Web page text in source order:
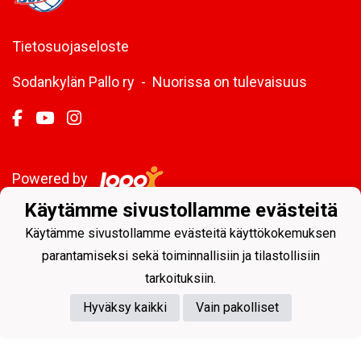
Tietosuojaseloste
Sodankylän Pallo ry - Nuorissa on tulevaisuus
Powered by
Käytämme sivustollamme evästeitä
Käytämme sivustollamme evästeitä käyttökokemuksen
parantamiseksi sekä toiminnallisiin ja tilastollisiin
tarkoituksiin.
Hyväksy kaikki
Vain pakolliset